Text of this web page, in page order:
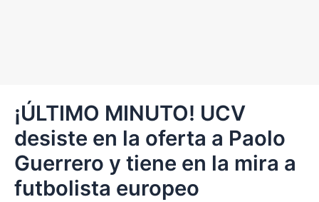
¡ÚLTIMO MINUTO! UCV
desiste en la oferta a Paolo
Guerrero y tiene en la mira a
futbolista europeo